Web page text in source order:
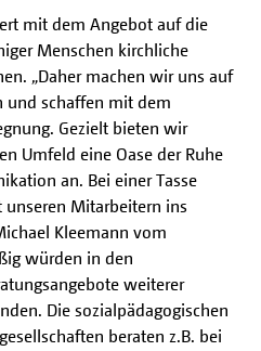
mit dem Angebot auf die
Menschen kirchliche
„Daher machen wir uns auf
und schaffen mit dem
Gezielt bieten wir
Umfeld eine Oase der Ruhe
an. Bei einer Tasse
Mitarbeitern ins
Kleemann vom
würden in den
weiterer
Die sozialpädagogischen
beraten z.B. bei